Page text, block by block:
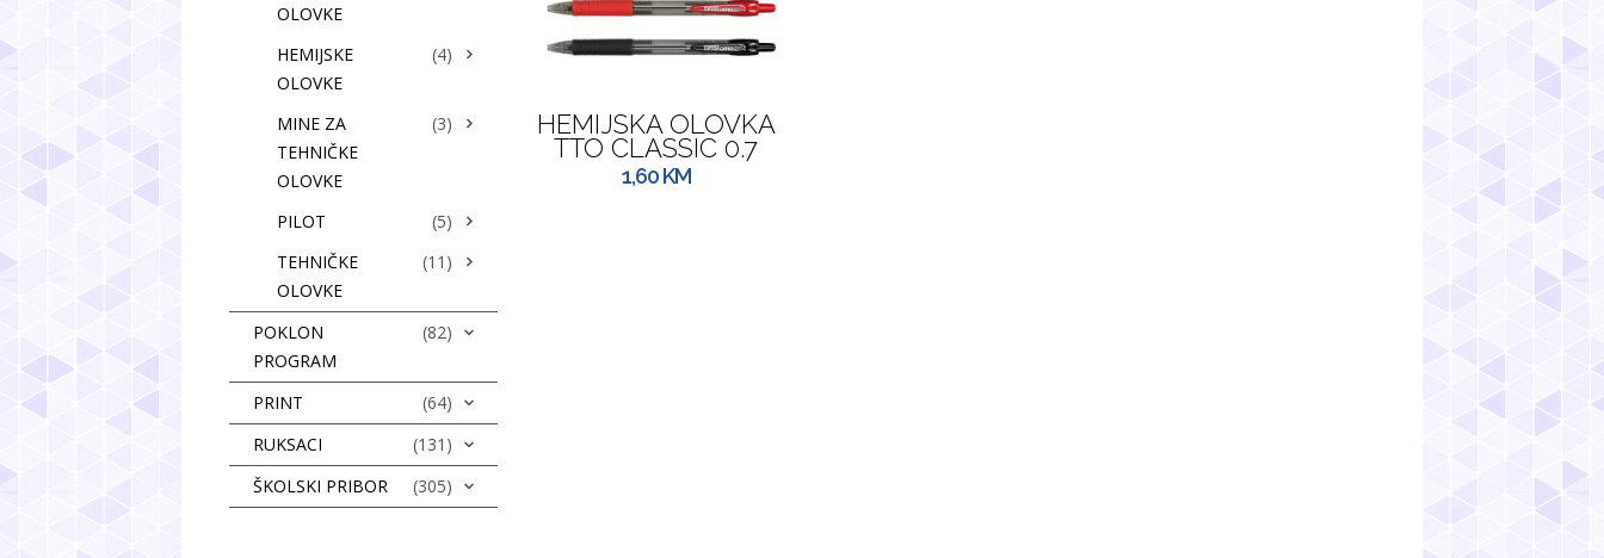
HEMIJSKA OLOVKA
TTO CLASSIC 0.7
1,60KM
OLOVKE
HEMIJSKE
OLOVKE
(4)
MINE ZA
TEHNIČKE
OLOVKE
(3)
PILOT
(5)
TEHNIČKE
OLOVKE
(11)
POKLON
PROGRAM
(82)
PRINT
(64)
RUKSACI
(131)
ŠKOLSKI PRIBOR
(305)